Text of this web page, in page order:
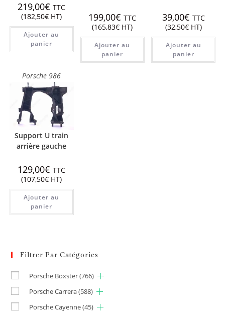
219,00€ TTC
(182,50€ HT)
Ajouter au
panier
199,00€ TTC
(165,83€ HT)
Ajouter au
panier
39,00€ TTC
(32,50€HT)
Ajouter au
panier
Porsche 986
Support U train
arrière gauche
129,00€ TTC
(107,50€ HT)
Ajouter au
panier
Filtrer Par Catégories
Porsche Boxster(766)
Porsche Carrera(588)
Porsche Cayenne(45)